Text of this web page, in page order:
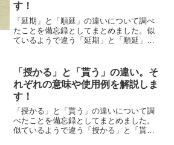
す！
「延期」と「順延」の違いについて調べ
たことを備忘録としてまとめました。似
ているようで違う「延期」と「順延」の
「授かる」と「貰う」の違い。そ
れぞれの意味や使用例を解説しま
す！
「授かる」と「貰う」の違いについて調
べたことを備忘録としてまとめました。
似ているようで違う「授かる」と「貰